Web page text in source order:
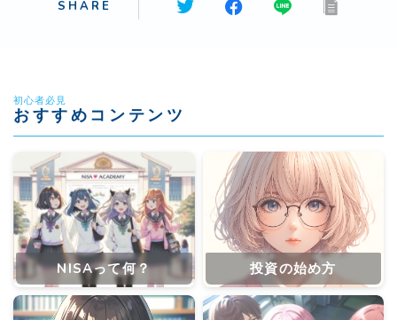
SHARE
初心者必見
おすすめコンテンツ
NISAって何？ 投資の始め方